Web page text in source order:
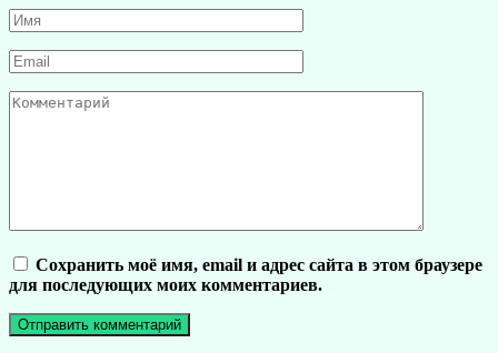
Имя
*
Email
*
Комментарий
Сохранить моё имя, email и адрес сайта в этом браузере
для последующих моих комментариев.